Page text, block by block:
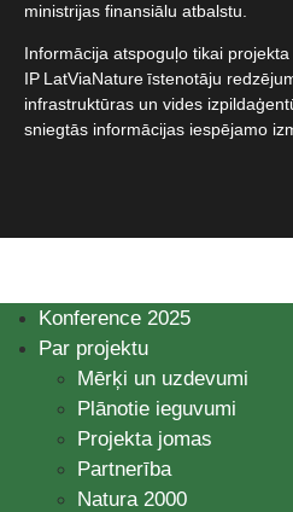
ministrijas finansiālu atbalstu.​
Informācija atspoguļo tikai
IP LatViaNature īstenotāju
infrastruktūras un vides
sniegtās informācijas iespējamo
Konference 2025
Par projektu
Mērķi un uzdevumi
Plānotie ieguvumi
Projekta jomas
Partnerība
Natura 2000